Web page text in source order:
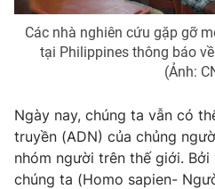
Liên hệ quảng cáo:024-
Các nhà nghiên cứu gặp gỡ
tại Philippines thông báo
(Ảnh:
Ngày nay, chúng ta vẫn có
truyền (ADN) của chủng
nhóm người trên thế giới.
chúng ta (Homo sapien-